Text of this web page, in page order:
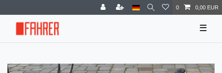
0 0,00 EUR
☰